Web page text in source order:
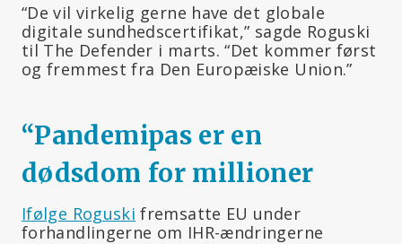
“De vil virkelig gerne have det globale
digitale sundhedscertifikat,” sagde Roguski
til The Defender i marts. “Det kommer først
og fremmest fra Den Europæiske Union.”
“Pandemipas er en
dødsdom for millioner
Ifølge Roguski fremsatte EU under
forhandlingerne om IHR-ændringerne